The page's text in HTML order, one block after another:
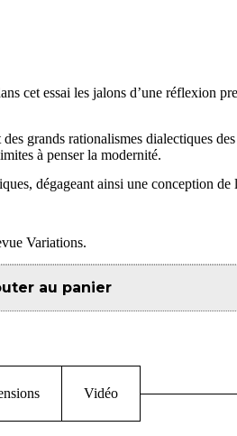
cet essai les jalons d’une réflexion
grands rationalismes dialectiques
à penser la modernité.
dégageant ainsi une conception
Variations.
au panier
Vidéo